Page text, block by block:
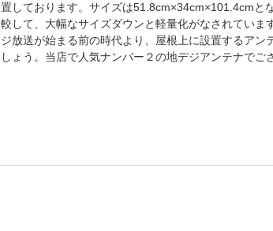
置しております。サイズは51.8cm×34cm×101.4cmと
較して、大幅なサイズダウンと軽量化がなされてい
ジ放送が始まる前の時代より、屋根上に設置するアン
しょう。当店で人気ナンバー２の地デジアンテナでご